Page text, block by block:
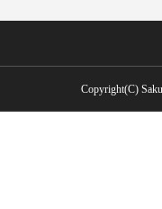
Copyright(C)